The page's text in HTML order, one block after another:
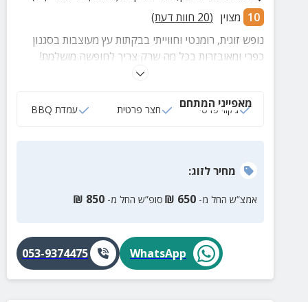
10 מצוין (
20 חוות דעת)
נופש זוגית, רומנטי וחווייתי בבקתות עץ מעוצבות בסגנון
כפרי ומאובזרות בכל מה שרק צריך לחופשה מושלמת!
מיטה זוגית איכותית, ג'קוזי, בריכה מחוממת במתחם אשר
מאפייני המתחם
ג‘קוזי פרטי חצר פרטית עמדת BBQ
מחירלזוג:
אמצ”ש החל מ- 650
₪ סופ”ש החל מ- 850
₪
WhatsApp
053-9374475